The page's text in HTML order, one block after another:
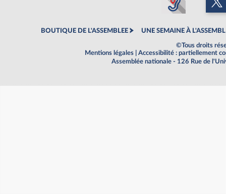
BOUTIQUE DE L'ASSEMBLEE UNE SEMAINE À
©Tous droits
Mentions légales
Accessibilité : partiellement
Assemblée nationale - 126 Rue de